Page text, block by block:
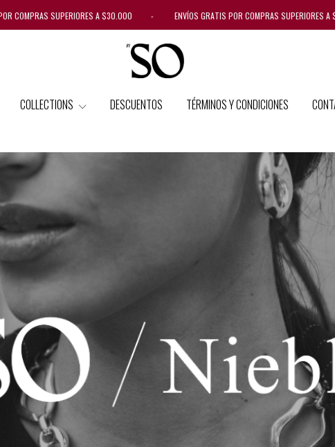
SUPERIORES A $30.000 - ENVÍOS GRATIS POR COMPRAS
COLLECTIONS DESCUENTOS TÉRMINOS Y CONDICIONES